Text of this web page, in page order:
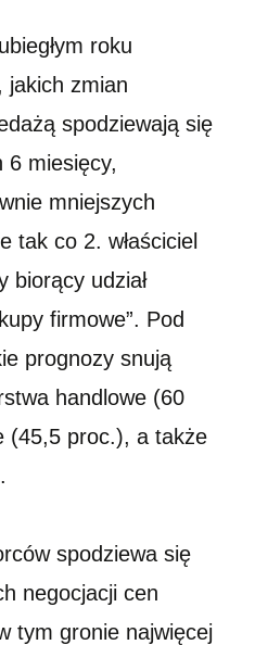
roku
jakich zmian
spodziewają się
6 miesięcy,
mniejszych
tak co 2. właściciel
biorący udział
firmowe”. Pod
prognozy snują
handlowe (60
(45,5 proc.), a także
spodziewa się
negocjacji cen
tym gronie najwięcej